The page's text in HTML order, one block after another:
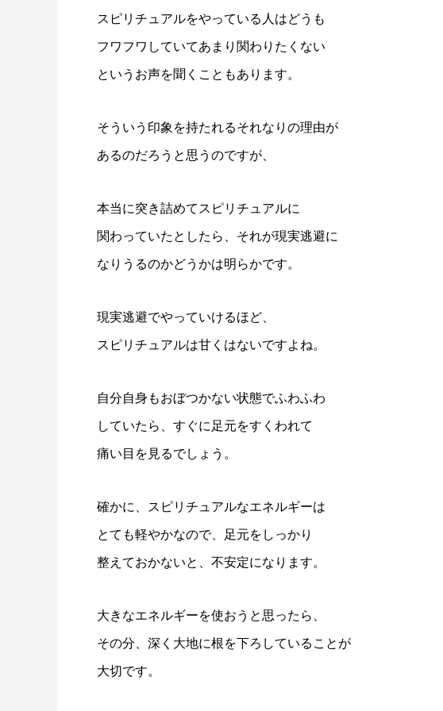
スピリチュアルをやっている人はどうも
フワフワしていてあまり関わりたくない
というお声を聞くこともあります。
そういう印象を持たれるそれなりの理由が
あるのだろうと思うのですが、
本当に突き詰めてスピリチュアルに
関わっていたとしたら、それが現実逃避に
なりうるのかどうかは明らかです。
現実逃避でやっていけるほど、
スピリチュアルは甘くはないですよね。
自分自身もおぼつかない状態でふわふわ
していたら、すぐに足元をすくわれて
痛い目を見るでしょう。
確かに、スピリチュアルなエネルギーは
とても軽やかなので、足元をしっかり
整えておかないと、不安定になります。
大きなエネルギーを使おうと思ったら、
その分、深く大地に根を下ろしていることが
大切です。